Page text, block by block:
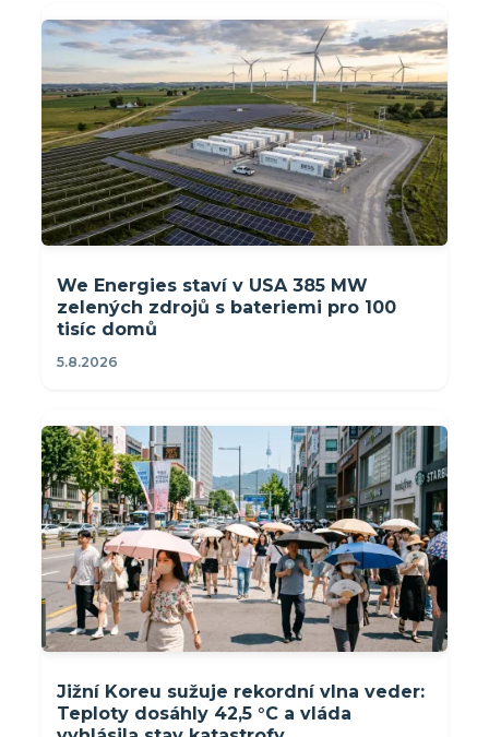
We Energies staví v USA 385 MW
zelených zdrojů s bateriemi pro 100
tisíc domů
5.8.2026
Jižní Koreu sužuje rekordní vlna veder:
Teploty dosáhly 42,5 °C a vláda